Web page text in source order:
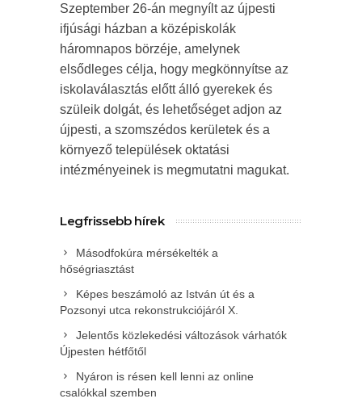
Szeptember 26-án megnyílt az újpesti
ifjúsági házban a középiskolák
háromnapos börzéje, amelynek
elsődleges célja, hogy megkönnyítse az
iskolaválasztás előtt álló gyerekek és
szüleik dolgát, és lehetőséget adjon az
újpesti, a szomszédos kerületek és a
környező települések oktatási
intézményeinek is megmutatni magukat.
Legfrissebb hírek
Másodfokúra mérsékelték a
hőségriasztást
Képes beszámoló az István út és a
Pozsonyi utca rekonstrukciójáról X.
Jelentős közlekedési változások várhatók
Újpesten hétfőtől
Nyáron is résen kell lenni az online
csalókkal szemben